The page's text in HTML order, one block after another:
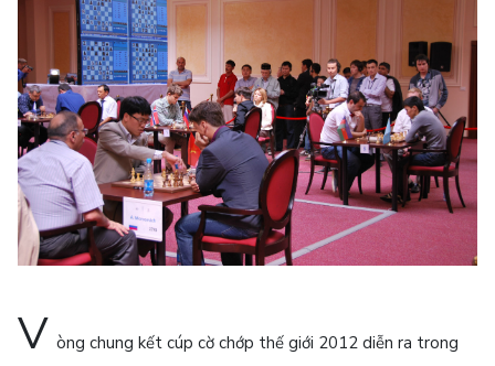
V òng chung kết cúp cờ chớp thế giới 2012 diễn ra trong